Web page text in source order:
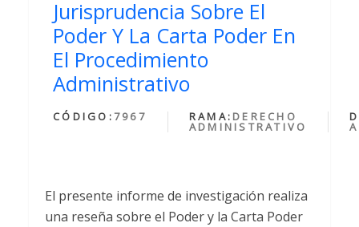
Jurisprudencia Sobre El
Poder Y La Carta Poder En
El Procedimiento
Administrativo
CÓDIGO: 7967 RAMA: DERECHO
ADMINISTRATIVO
El presente informe de investigación realiza
una reseña sobre el Poder y la Carta Poder